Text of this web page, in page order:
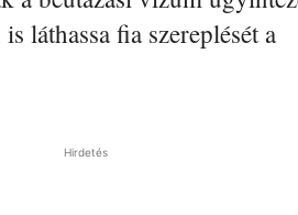
láthassa fia szereplését a
Hirdetés